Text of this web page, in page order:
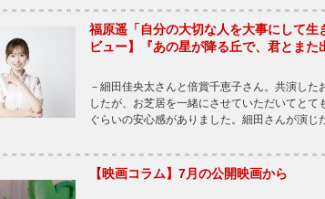
福原遥「自分の大切な人を大事にして生
ビュー】『あの星が降る丘で、君とまた
－細田佳央太さんと倍賞千恵子さん。共演し
したが、お芝居を一緒にさせていただいてと
ぐらいの安心感がありました。細田さんが演
【映画コラム】7月の公開映画から